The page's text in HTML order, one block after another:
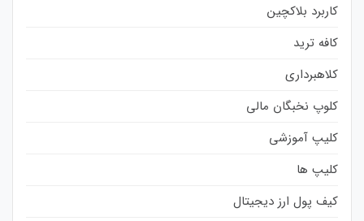
کاربرد بلاکچین
کافه ترید
کلاهبرداری
کلوپ نخبگان مالی
کلیپ آموزشی
کلیپ ها
کیف پول ارز دیجیتال